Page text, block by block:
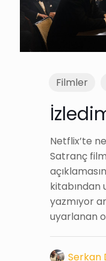
Filmler
Netflix’te
Satranç
kitabından
yazmıyor
uyarlanan
Serkan